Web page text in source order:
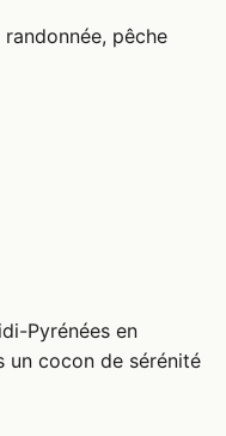
pêche
Pyrénées en
un cocon de sérénité